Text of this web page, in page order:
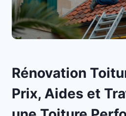
Rénovation
Prix, Aides et